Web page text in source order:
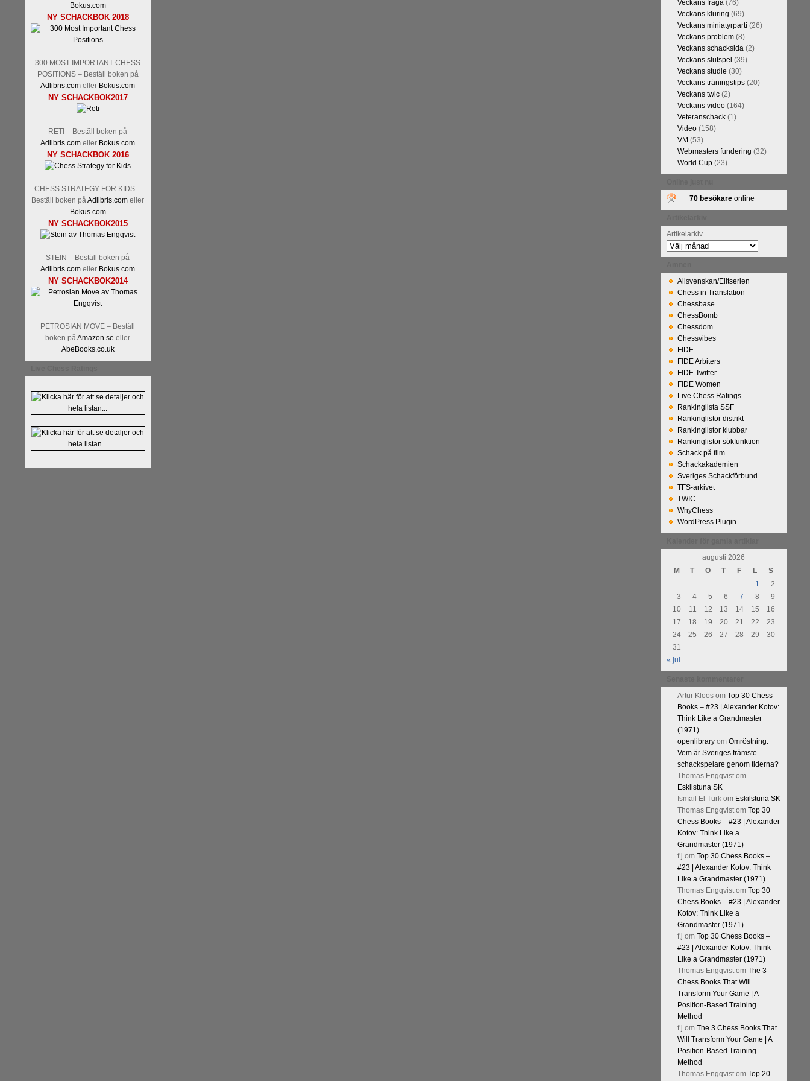
Bokus.com
NY SCHACKBOK 2018
300 MOST IMPORTANT CHESS
POSITIONS – Beställ boken på
Adlibris.com eller Bokus.com
NY SCHACKBOK2017
RETI – Beställ boken på
Adlibris.com eller Bokus.com
NY SCHACKBOK 2016
CHESS STRATEGY FOR KIDS –
Beställ boken på Adlibris.com eller
Bokus.com
NY SCHACKBOK2015
STEIN – Beställ boken på
Adlibris.com eller Bokus.com
NY SCHACKBOK2014
PETROSIAN MOVE – Beställ
boken på Amazon.se eller
AbeBooks.co.uk
Veckans fråga(76)
Veckans kluring (69)
Veckans miniatyrparti (26)
Veckans problem(8)
Veckans schacksida(2)
Veckans slutspel (39)
Veckans studie (30)
Veckans träningstips(20)
Veckans twic(2)
Veckans video(164)
Veteranschack(1)
Video(158)
VM (53)
Webmasters fundering (32)
World Cup(23)
70 besökareonline
Artikelarkiv
Allsvenskan/Elitserien
Chess in Translation
Chessbase
ChessBomb
Chessdom
Chessvibes
FIDE
FIDE Arbiters
FIDE Twitter
FIDE Women
Live Chess Ratings
Rankinglista SSF
Rankinglistor distrikt
Rankinglistor klubbar
Rankinglistor sökfunktion
Schack på film
Schackakademien
Sveriges Schackförbund
TFS-arkivet
TWIC
WhyChess
WordPress Plugin
augusti 2026
M
T O T F L
S
1
2
3
4 5 6 7 8
9
10
11 12 13 14 15
16
17
18 19 20 21 22
23
24
25 26 27 28 29
30
31
« jul
Artur Kloosom Top 30 Chess
Books – #23 | Alexander Kotov:
Think Like a Grandmaster
(1971)
openlibraryom Omröstning:
Vem är Sveriges främste
schackspelare genom tiderna?
Thomas Engqvistom
Eskilstuna SK
Ismail El Turkom Eskilstuna SK
Thomas Engqvistom Top 30
Chess Books – #23 | Alexander
Kotov: Think Like a
Grandmaster (1971)
f.j om Top 30 Chess Books –
#23 | Alexander Kotov: Think
Like a Grandmaster (1971)
Thomas Engqvistom Top 30
Chess Books – #23 | Alexander
Kotov: Think Like a
Grandmaster (1971)
f.j om Top 30 Chess Books –
#23 | Alexander Kotov: Think
Like a Grandmaster (1971)
Thomas Engqvistom The 3
Chess Books That Will
Transform Your Game | A
Position-Based Training
Method
f.j om The 3 Chess Books That
Will Transform Your Game | A
Position-Based Training
Method
Thomas Engqvistom Top 20